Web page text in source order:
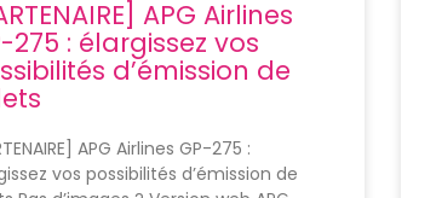
APG Airlines
275 : élargissez vos
d’émission de
APG Airlines GP-275 :
vos possibilités d’émission de